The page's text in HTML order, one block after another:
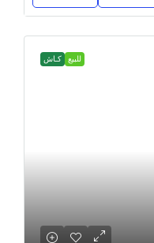
للبيع كـاش